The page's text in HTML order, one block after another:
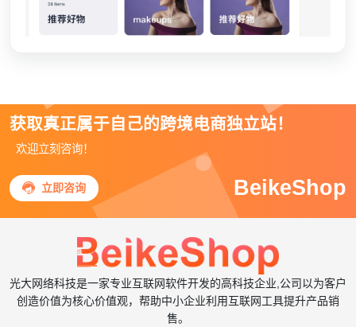
获取真正属于自己的跨境电商独立站！
欢迎立刻咨询！
 立即咨询 BeikeShop
光大网络科技是一家专业互联网软件开发的高科技企业,公司以为客户
创造价值为核心价值观，帮助中小企业利用互联网工具提升产品销
售。